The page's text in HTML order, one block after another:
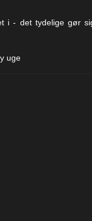
i - det tydelige gør
uge